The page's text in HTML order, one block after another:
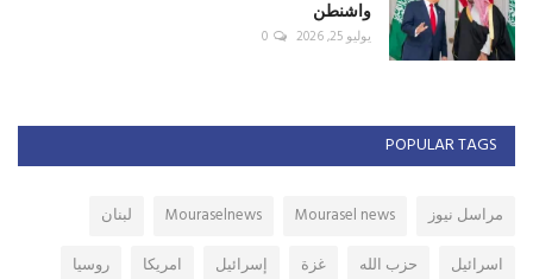
واشنطن
يوليو 25, 2026 0
POPULAR TAGS
مراسل نيوز Mourasel news
Mouraselnews
لبنان
اسرائيل
حزب الله غزة إسرائيل امريكا
روسيا